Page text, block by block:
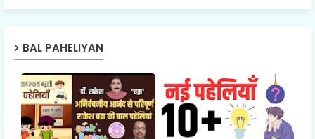
BAL PAHELIYAN